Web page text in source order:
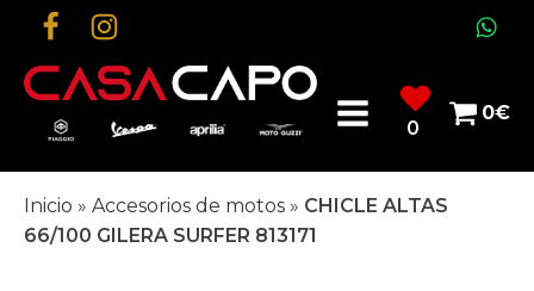
0
0€
Inicio » Accesorios de motos » CHICLE ALTAS
66/100 GILERA SURFER 813171